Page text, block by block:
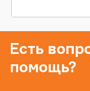
Есть
помощь?